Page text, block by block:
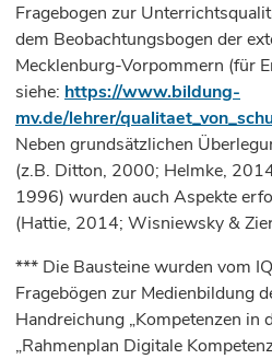
Fragebogen zur
dem Beobachtungsbogen der
Mecklenburg-Vorpommern (für
siehe: https://www.bildung-
mv.de/lehrer/
Neben grundsätzlichen
(z.B. Ditton, 2000; Helmke,
1996) wurden auch Aspekte
(Hattie, 2014; Wisniewsky &
*** Die Bausteine wurden vom
Fragebögen zur Medienbildung
Handreichung „Kompetenzen in
„Rahmenplan Digitale